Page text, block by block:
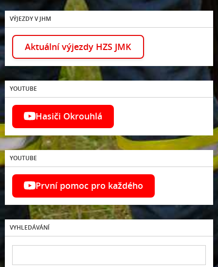
VÝJEZDY V JHM
Aktuální výjezdy HZS JMK
YOUTUBE
Hasiči Okrouhlá
YOUTUBE
První pomoc pro každého
VYHLEDÁVÁNÍ